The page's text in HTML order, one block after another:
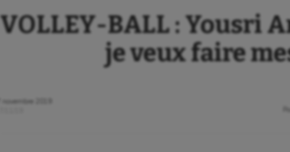
VOLLEY-BALL : Yousri
je veux faire
novembre 2019